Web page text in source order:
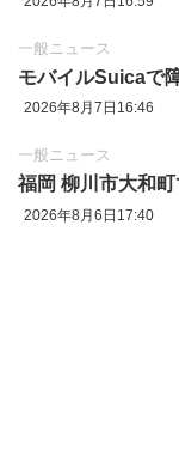
一般ニュース
モバイルSuicaで
2026年8月7日16:46
一般ニュース
福岡 柳川市大和
2026年8月6日17:40